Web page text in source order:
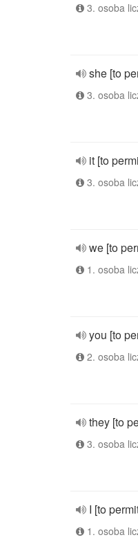
3. osoba
she [to
3. osoba
it [to
3. osoba
we [to
1. osoba
you [to
2. osoba
they [to
3. osoba
I [to
1. osoba